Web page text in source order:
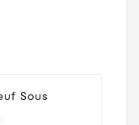
Sous